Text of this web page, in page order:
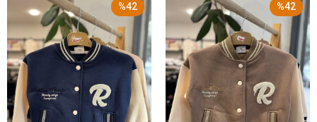
%42 %42